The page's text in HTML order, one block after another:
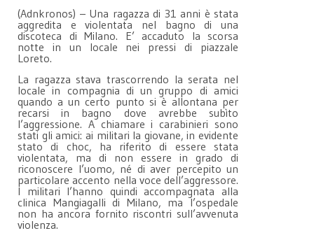
(Adnkronos) – Una ragazza di 31 anni è stata
aggredita e violentata nel bagno di una
discoteca di Milano. E’ accaduto la scorsa
notte in un locale nei pressi di piazzale
Loreto.
La ragazza stava trascorrendo la serata nel
locale in compagnia di un gruppo di amici
quando a un certo punto si è allontana per
recarsi in bagno dove avrebbe subìto
l’aggressione. A chiamare i carabinieri sono
stati gli amici: ai militari la giovane, in evidente
stato di choc, ha riferito di essere stata
violentata, ma di non essere in grado di
riconoscere l’uomo, né di aver percepito un
particolare accento nella voce dell’aggressore.
I militari l’hanno quindi accompagnata alla
clinica Mangiagalli di Milano, ma l’ospedale
non ha ancora fornito riscontri sull’avvenuta
violenza.